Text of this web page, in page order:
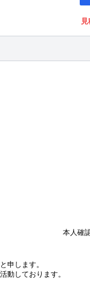
本人確
申します。
動しております。